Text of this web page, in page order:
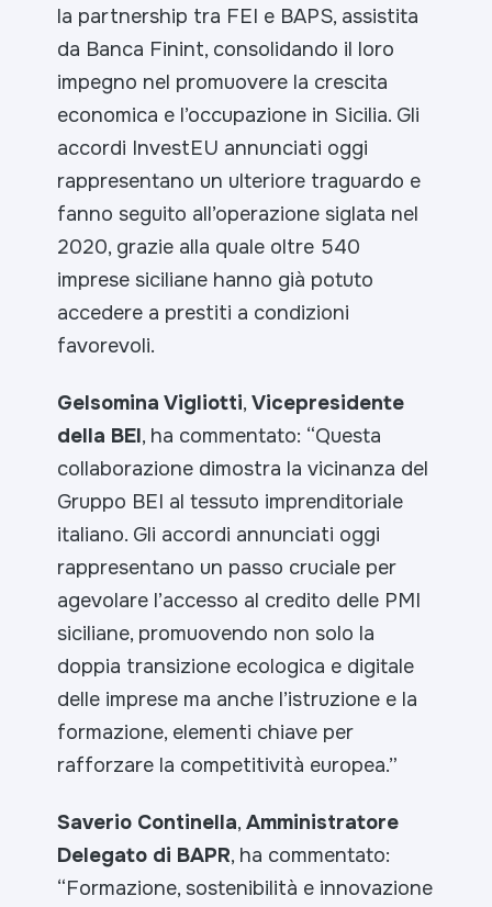
la partnership tra FEI e BAPS, assistita
da Banca Finint, consolidando il loro
impegno nel promuovere la crescita
economica e l’occupazione in Sicilia. Gli
accordi InvestEU annunciati oggi
rappresentano un ulteriore traguardo e
fanno seguito all’operazione siglata nel
2020, grazie alla quale oltre 540
imprese siciliane hanno già potuto
accedere a prestiti a condizioni
favorevoli.
Gelsomina Vigliotti,Vicepresidente
della BEI, ha commentato: “Questa
collaborazione dimostra la vicinanza del
Gruppo BEI al tessuto imprenditoriale
italiano. Gli accordi annunciati oggi
rappresentano un passo cruciale per
agevolare l’accesso al credito delle PMI
siciliane, promuovendo non solo la
doppia transizione ecologica e digitale
delle imprese ma anche l’istruzione e la
formazione, elementi chiave per
rafforzare la competitività europea.”
Saverio Continella,Amministratore
Delegato di BAPR, ha commentato:
“Formazione, sostenibilità e innovazione